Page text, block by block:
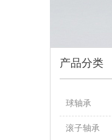
产品分类
球轴承
滚子轴承